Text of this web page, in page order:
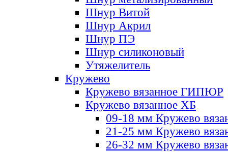
Шнур Витой
Шнур Акрил
Шнур ПЭ
Шнур силиконовый
Утяжелитель
Кружево
Кружево вязанное ГИПЮР
Кружево вязанное ХБ
09-18 мм Кружево
21-25 мм Кружево
26-32 мм Кружево